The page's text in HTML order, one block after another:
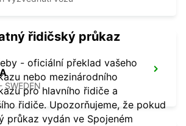
SWEDEN
řidičský průkaz
- oficiální překlad vašeho
nebo mezinárodního
pro hlavního řidiče a
řidiče. Upozorňujeme, že pokud
průkaz vydán ve Spojeném